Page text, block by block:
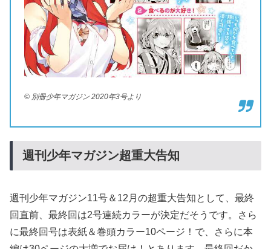
© 別冊少年マガジン 2020年3号より
週刊少年マガジン超重大告知
週刊少年マガジン11号＆12月の超重大告知として、最終
回直前、最終回は2号連続カラーが決定だそうです。さら
に最終回号は表紙＆巻頭カラー10ページ！で、さらに本